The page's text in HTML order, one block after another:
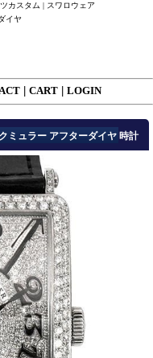
カスタム | スワロウェア
イヤ
CART LOGIN
ミュラー アフターダイヤ 時計